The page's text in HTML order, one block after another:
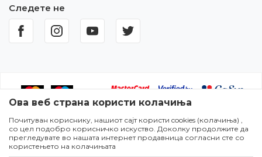
Следете не
Настојуваме да бидеме што попрецизни во описот на
производите,прикажувањето на сликите и самите цени,но не
можеме да гарантираме дека сите информации се комплетни и
без грешки. Сите артикли прикажани на сајтот се дел од нашата
Ова веб страна користи колачиња
Почитуван кориснику, нашиот сајт користи cookies (колачиња) ,
со цел подобро корисничко искуство. Доколку продолжите да
прегледувате во нашата интернет продавница согласни сте со
користењето на колачињата